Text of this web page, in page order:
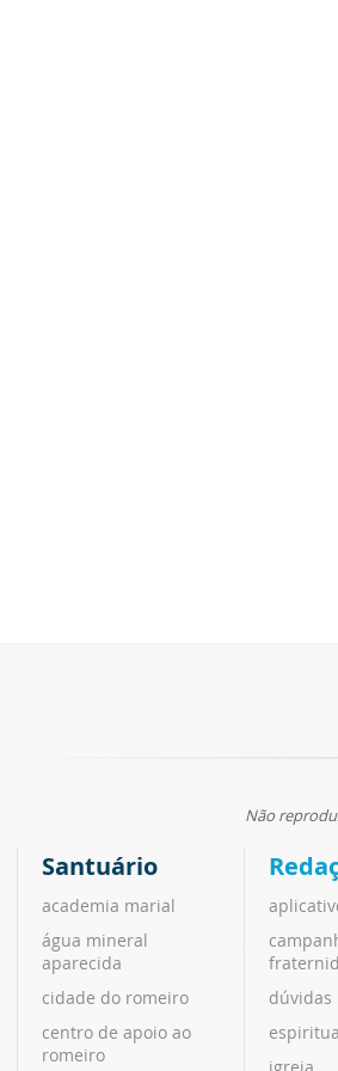
Não
Santuário
academia marial
água mineral
aparecida
cidade do romeiro
centro de apoio ao
romeiro
dúvidas
igreja